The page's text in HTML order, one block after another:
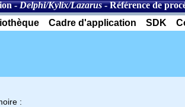
-Delphi/Kylix/Lazarus-Référence de
Cadre d'application SDK
: